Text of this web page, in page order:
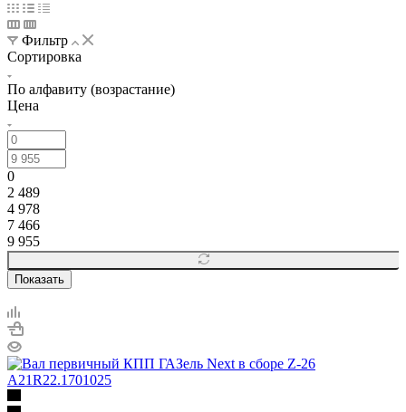
Фильтр
Сортировка
По алфавиту (возрастание)
Цена
0
2 489
4 978
7 466
9 955
Показать